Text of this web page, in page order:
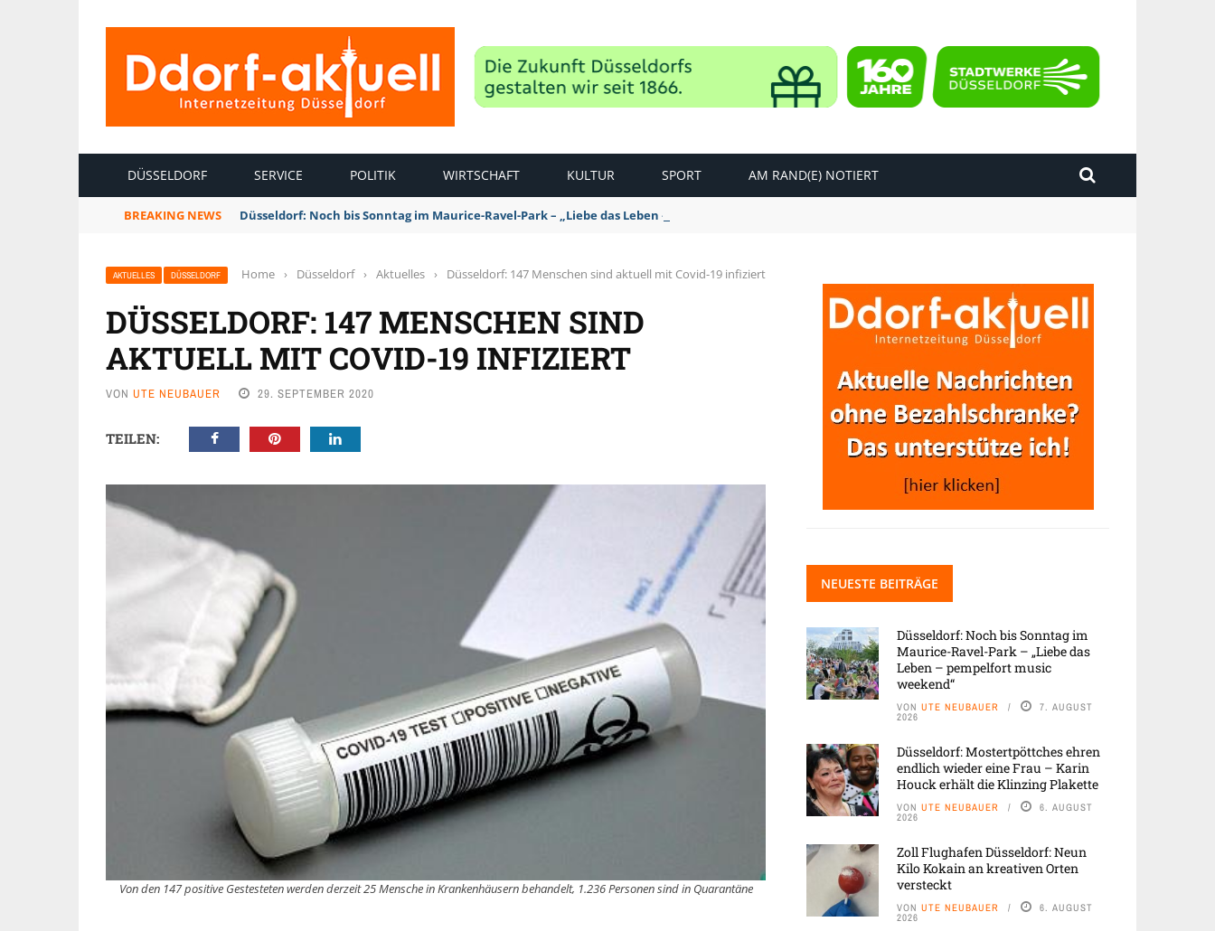
DÜSSELDORF SERVICE POLITIK WIRTSCHAFT KULTUR SPORT AM RAND(E) NOTIERT
BREAKING NEWS Düsseldorf: Noch bis Sonntag im Maurice-Ravel-Park – „Liebe das Leben – pempelfort music weekend“
AKTUELLES DÜSSELDORF Home › Düsseldorf › Aktuelles › Düsseldorf: 147 Menschen sind aktuell mit Covid-19 infiziert
DÜSSELDORF: 147 MENSCHEN SIND
AKTUELL MIT COVID-19 INFIZIERT
VON UTE NEUBAUER 29. SEPTEMBER 2020
TEILEN:
Von den 147 positive Gestesteten werden derzeit 25 Mensche in Krankenhäusern behandelt, 1.236 Personen sind in Quarantäne
NEUESTE BEITRÄGE
Düsseldorf: Noch bis Sonntag im
Maurice-Ravel-Park – „Liebe das
Leben – pempelfort music
weekend“
VON UTE NEUBAUER 7. AUGUST
2026
Düsseldorf: Mostertpöttches ehren
endlich wieder eine Frau – Karin
Houck erhält die Klinzing Plakette
VON UTE NEUBAUER 6. AUGUST
2026
Zoll Flughafen Düsseldorf: Neun
Kilo Kokain an kreativen Orten
versteckt
VON UTE NEUBAUER 6. AUGUST
2026